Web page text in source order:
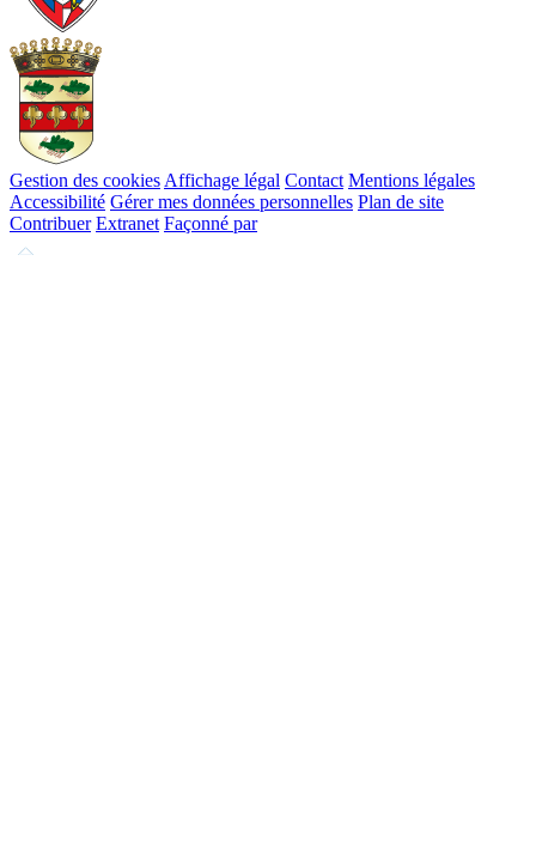
Gestion des cookies Affichage légal Contact Mentions légales
Accessibilité Gérer mes données personnelles Plan de site
Contribuer Extranet Façonné par